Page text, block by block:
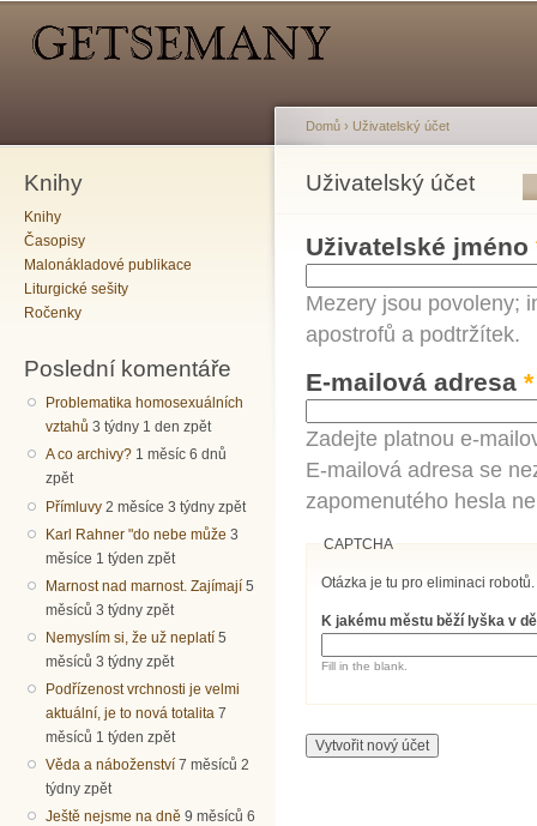
Knihy
Knihy
Časopisy
Malonákladové publikace
Liturgické sešity
Ročenky
Poslední komentáře
Problematika homosexuálních
vztahů 3 týdny 1 den zpět
A co archivy? 1 měsíc 6 dnů
zpět
Přímluvy 2 měsíce 3 týdny zpět
Karl Rahner "do nebe může 3
měsíce 1 týden zpět
Marnost nad marnost. Zajímají 5
měsíců 3 týdny zpět
Nemyslím si, že už neplatí 5
měsíců 3 týdny zpět
Podřízenost vrchnosti je velmi
aktuální, je to nová totalita 7
měsíců 1 týden zpět
Věda a náboženství 7 měsíců 2
týdny zpět
Ještě nejsme na dně 9 měsíců 6
Jste zde
Domů › Uživatelský účet
Uživatelský účet
Hlavní záložky
Uživatelské jméno
Mezery jsou povoleny;
apostrofů a podtržítek.
E-mailová adresa *
Zadejte platnou e-
E-mailová adresa se
zapomenutého hesla
CAPTCHA
Otázka je tu pro eliminaci robotů.
K jakému městu běží lyška v
Fill in the blank.